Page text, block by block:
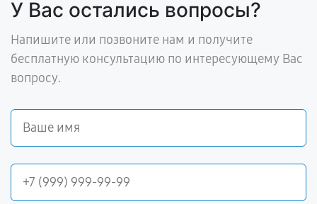
У Вас остались вопросы?
Напишите или позвоните нам и получите
бесплатную консультацию по интересующему Вас
вопросу.